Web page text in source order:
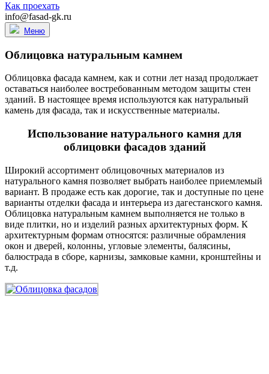
Как проехать
info@fasad-gk.ru
Меню
Облицовка натуральным камнем
Облицовка фасада камнем, как и сотни лет назад продолжает
оставаться наиболее востребованным методом защиты стен
зданий. В настоящее время используются как натуральный
камень для фасада, так и искусственные материалы.
Использование натурального камня для
облицовки фасадов зданий
Широкий ассортимент облицовочных материалов из
натурального камня позволяет выбрать наиболее приемлемый
вариант. В продаже есть как дорогие, так и доступные по цене
варианты отделки фасада и интерьера из дагестанского камня.
Облицовка натуральным камнем выполняется не только в
виде плитки, но и изделий разных архитектурных форм. К
архитектурным формам относятся: различные обрамления
окон и дверей, колонны, угловые элементы, балясины,
балюстрада в сборе, карнизы, замковые камни, кронштейны и
т.д.